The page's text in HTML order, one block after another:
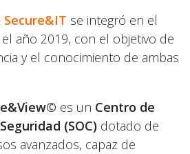
Secure&IT se integró en el
el año 2019, con el objetivo de
y el conocimiento de ambas
es un Centro de
(SOC) dotado de
avanzados, capaz de